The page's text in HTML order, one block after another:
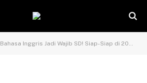
Bahasa Inggris Jadi Wajib SD! Siap-Siap di 2027!